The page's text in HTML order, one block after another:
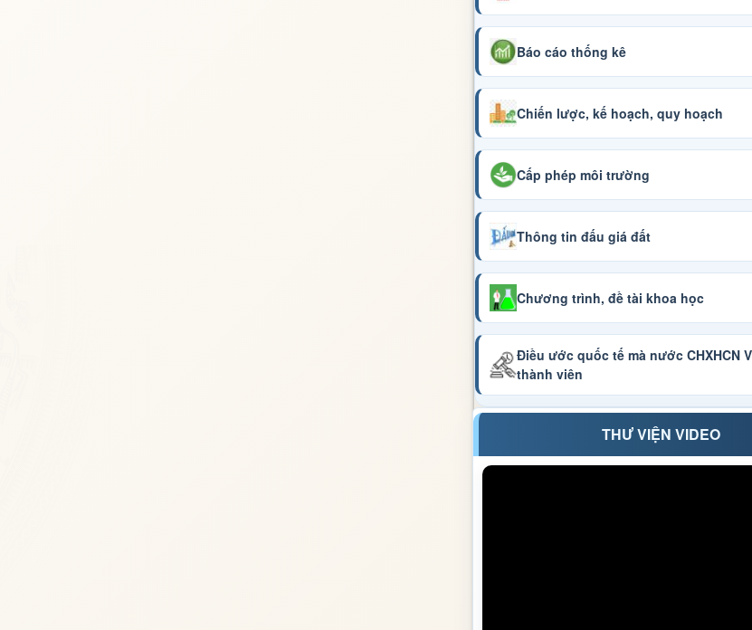
Báo cáo thống kê
Chiến lược, kế hoạch, quy hoạch
Cấp phép môi trường
Thông tin đấu giá đất
Chương trình, đề tài khoa học
Điều ước quốc tế mà nước CHXHCN
thành viên
THƯ VIỆN VIDEO